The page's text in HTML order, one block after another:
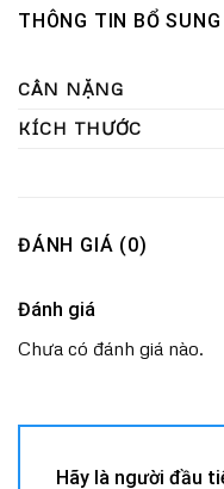
THÔNG TIN BỔ SUNG
CÂN NẶNG
KÍCH THƯỚC
ĐÁNH GIÁ (0)
Đánh giá
Chưa có đánh giá nào.
Hãy là người đầu